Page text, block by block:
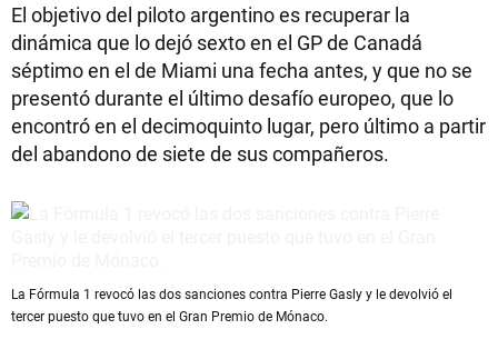
El objetivo del piloto argentino es recuperar la
dinámica que lo dejó sexto en el GP de Canadá
séptimo en el de Miami una fecha antes, y que no se
presentó durante el último desafío europeo, que lo
encontró en el decimoquinto lugar, pero último a partir
del abandono de siete de sus compañeros.
La Fórmula 1 revocó las dos sanciones contra Pierre Gasly y le devolvió el
tercer puesto que tuvo en el Gran Premio de Mónaco.